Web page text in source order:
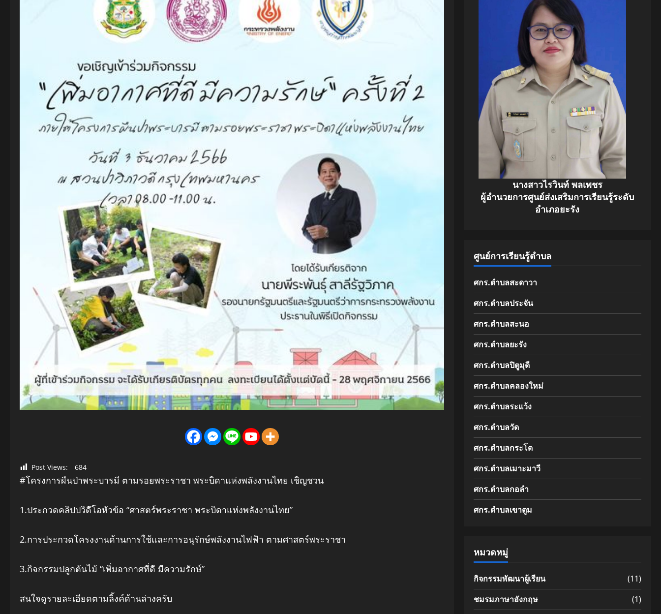
Post Views: 684
#โครงการผืนป่าพระบารมี ตามรอยพระราชา พระบิดาแห่งพลังงานไทย เชิญชวน
1.ประกวดคลิปปวิดีโอหัวข้อ “ศาสตร์พระราชา พระบิดาแห่งพลังงานไทย”
2.การประกวดโครงงานด้านการใช้และการอนุรักษ์พลังงานไฟฟ้า ตามศาสตร์พระราชา
3.กิจกรรมปลูกต้นไม้ “เพิ่มอากาศที่ดี มีความรักษ์”
สนใจดูรายละเอียดตามลิ้งค์ด้านล่างครับ
นางสาวไรวินท์ พลเพชร
ผู้อำนวยการศูนย์ส่งเสริมการเรียนรู้ระดับ
อำเภอยะรัง
ศูนย์การเรียนรู้ตำบล
ศกร.ตำบลสะดาวา
ศกร.ตำบลประจัน
ศกร.ตำบลสะนอ
ศกร.ตำบลยะรัง
ศกร.ตำบลปิตูมุดี
ศกร.ตำบลคลองใหม่
ศกร.ตำบลระแว้ง
ศกร.ตำบลวัด
ศกร.ตำบลกระโด
ศกร.ตำบลเมาะมาวี
ศกร.ตำบลกอลำ
ศกร.ตำบลเขาตูม
หมวดหมู่
กิจกรรมพัฒนาผู้เรียน
(11)
ชมรมภาษาอังกฤษ
(1)